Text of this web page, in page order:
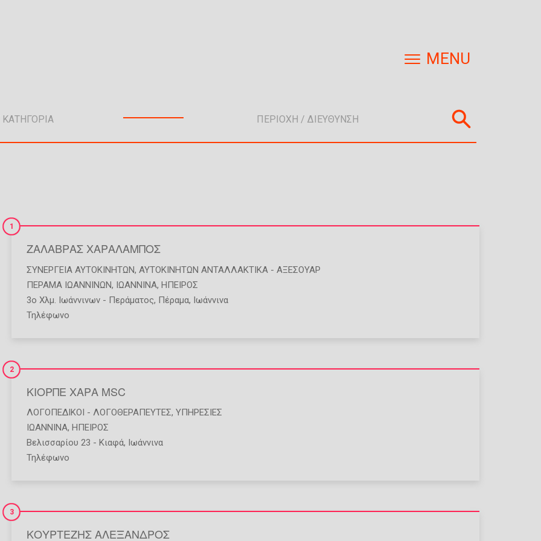
MENU
ΖΑΛΑΒΡΑΣ ΧΑΡΑΛΑΜΠΟΣ
1
ΣΥΝΕΡΓΕΊΑ ΑΥΤΟΚΙΝΉΤΩΝ, ΑΥΤΟΚΙΝΉΤΩΝ ΑΝΤΑΛΛΑΚΤΙΚΆ - ΑΞΕΣΟΥΆΡ
ΠΕΡΑΜΑ ΙΩΑΝΝΙΝΩΝ, ΙΩΑΝΝΙΝΑ, ΗΠΕΙΡΟΣ
3ο Χλμ. Ιωάννινων - Περάματος, Πέραμα, Ιωάννινα
Τηλέφωνο
ΚΙΟΡΠΕ ΧΑΡΑ MSC
2
ΛΟΓΟΠΕΔΙΚΟΊ - ΛΟΓΟΘΕΡΑΠΕΥΤΈΣ, ΥΠΗΡΕΣΊΕΣ
ΙΩΑΝΝΙΝΑ, ΗΠΕΙΡΟΣ
Βελισσαρίου 23 - Κιαφά, Ιωάννινα
Τηλέφωνο
ΚΟΥΡΤΕΖΗΣ ΑΛΕΞΑΝΔΡΟΣ
3